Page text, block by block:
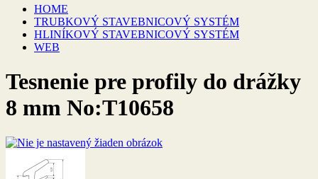
HOME
TRUBKOVÝ STAVEBNICOVÝ SYSTÉM
HLINÍKOVÝ STAVEBNICOVÝ SYSTÉM
WEB
Tesnenie pre profily do drážky
8 mm No:T10658